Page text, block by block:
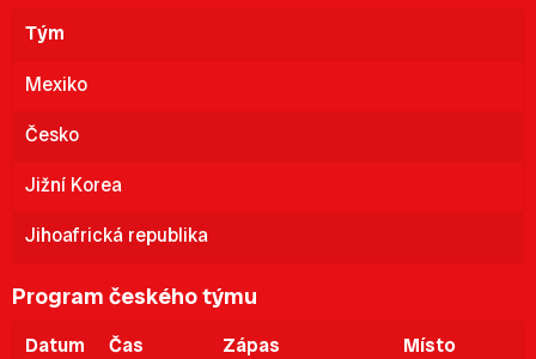
Tým
Mexiko
Česko
Jižní Korea
Jihoafrická republika
Program českého týmu
Datum
Čas
Zápas Místo